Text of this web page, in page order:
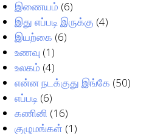
இணையம் (6)
இது எப்படி இருக்கு (4)
இயற்கை (6)
உணவு (1)
உலகம் (4)
என்ன நடக்குது இங்கே (50)
எப்படி (6)
கணினி (16)
குழுமங்கள் (1)